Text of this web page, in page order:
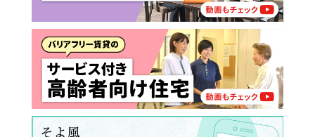
介護保険サービスは20種類以上あり、それぞれ
用途やご利用目的が違います。
「どのサービスを使ったらいいのかわからな
い!」という方は、 まずはどんなサービスがあ
なたに適しているのか簡単にチェックしてみま
しょう!最大4つの質問に答えていただくだけ
で、おすすめの介護保険サービスを紹介しま
す。
はい
自宅で生活しながら
使いたい
必要
通いたい
はい
日帰りで使いたい
要支援１～２
要介護１～２